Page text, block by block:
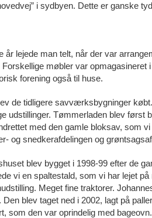
i sydbyen. Dette er ganske
år lejede man telt, når der var
Forskellige møbler var opmagasineret
forening også til huse.
de tidligere savværksbygninger
udstillinger. Tømmerladen blev først
med den gamle bloksav, som
og snedkerafdelingen og
blev bygget i 1998-99 efter de
vi en spaltestald, som vi har lejet
Meget fine traktorer.
Den blev taget ned i 2002, lagt på
som den var oprindelig med bageovn.